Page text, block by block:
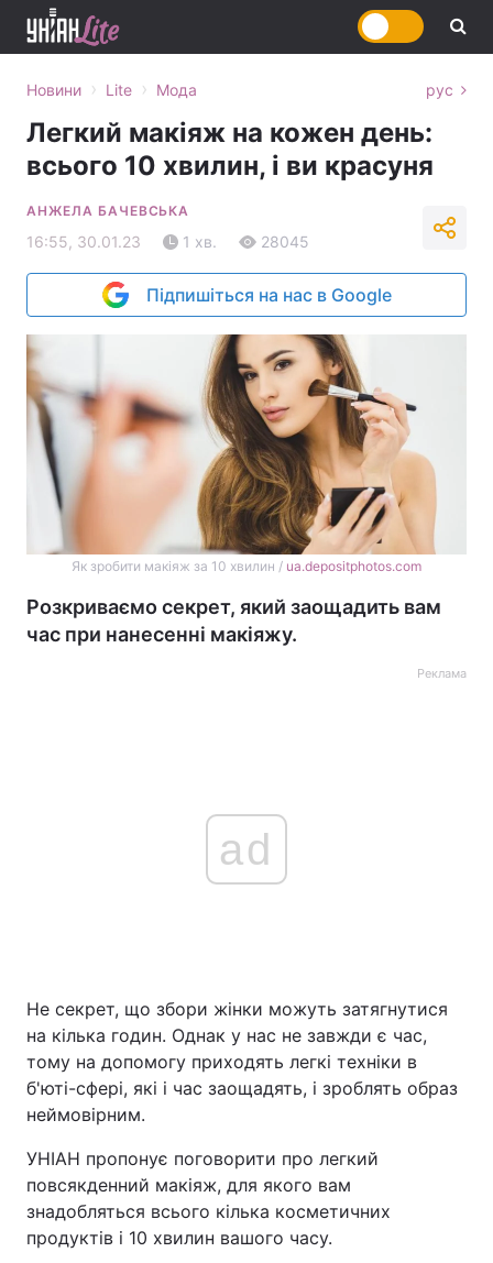
Головна
Україна
Спорт Наука
Новини › Lite › Мода рус
Легкий макіяж на кожен день:
всього 10 хвилин, і ви красуня
АНЖЕЛА БАЧЕВСЬКА
16:55, 30.01.23 1 хв. 28045
Підпишіться на нас в Google
Як зробити макіяж за 10 хвилин / ua.depositphotos.com
Розкриваємо секрет, який заощадить вам
час при нанесенні макіяжу.
Реклама
ad
Не секрет, що збори жінки можуть затягнутися
на кілька годин. Однак у нас не завжди є час,
тому на допомогу приходять легкі техніки в
б'юті-сфері, які і час заощадять, і зроблять образ
неймовірним.
УНІАН пропонує поговорити про легкий
повсякденний макіяж, для якого вам
знадобляться всього кілька косметичних
продуктів і 10 хвилин вашого часу.